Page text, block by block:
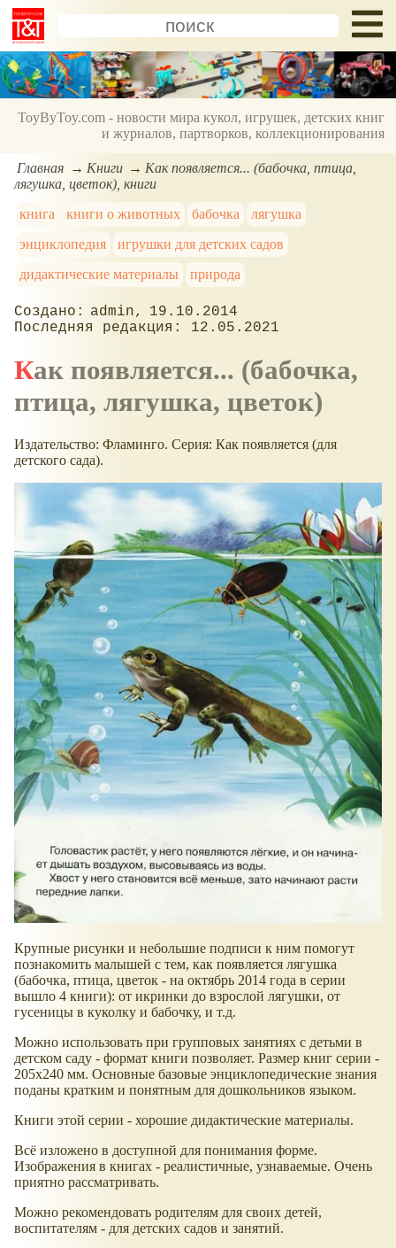
ToyByToy.com - новости мира кукол, игрушек, детских книг
и журналов, партворков, коллекционирования
Главная Книги
Как появляется... (бабочка, птица,
лягушка, цветок), книги
книга
книги о животных бабочка
лягушка
энциклопедия
игрушки для детских садов
дидактические материалы
природа
admin
19.10.2014
12.05.2021
Как появляется... (бабочка,
птица, лягушка, цветок)
Издательство: Фламинго. Серия: Как появляется (для
детского сада).
Крупные рисунки и небольшие подписи к ним помогут
познакомить малышей с тем, как появляется лягушка
(бабочка, птица, цветок - на октябрь 2014 года в серии
вышло 4 книги): от икринки до взрослой лягушки, от
гусеницы в куколку и бабочку, и т.д.
Можно использовать при групповых занятиях с детьми в
детском саду - формат книги позволяет. Размер книг серии -
205x240 мм. Основные базовые энциклопедические знания
поданы кратким и понятным для дошкольников языком.
Книги этой серии - хорошие дидактические материалы.
Всё изложено в доступной для понимания форме.
Изображения в книгах - реалистичные, узнаваемые. Очень
приятно рассматривать.
Можно рекомендовать родителям для своих детей,
воспитателям - для детских садов и занятий.